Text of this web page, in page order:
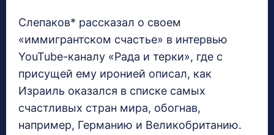
Слепаков* рассказал о своем
«иммигрантском счастье» в интервью
YouTube-каналу «Рада и терки», где с
присущей ему иронией описал, как
Израиль оказался в списке самых
счастливых стран мира, обогнав,
например, Германию и Великобританию.